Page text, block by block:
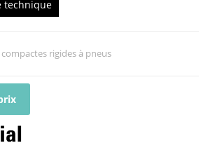
technique
compactes rigides à pneus